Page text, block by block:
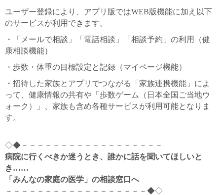
ユーザー登録により、アプリ版ではWEB版機能に加え以下
のサービスが利用できます。
・「メールで相談」「電話相談」「相談予約」の利用（健
康相談機能）
・歩数・体重の目標設定と記録（マイページ機能）
・招待した家族とアプリでつながる「家族連携機能」によ
って、健康情報の共有や「歩数ゲーム（日本全国ご当地ウ
ォーク）」、家族も含め各種サービスが利用可能となりま
す。
◇◆－－－－－－－－－－－－－－－－－－
病院に行くべきか迷うとき、誰かに話を聞いてほしいと
き……
「みんなの家庭の医学」の相談窓口へ
－－－－－－－－－－－－－－－－－－◆◇